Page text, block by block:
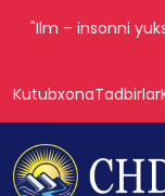
"Ilm – insonni
KutubxonaTadbirlar